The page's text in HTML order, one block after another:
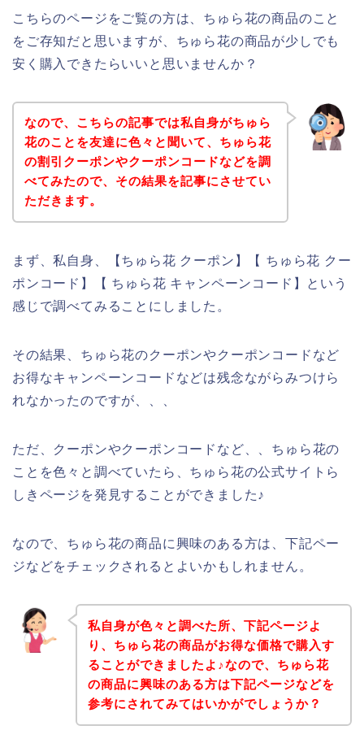
こちらのページをご覧の方は、ちゅら花の商品のこと
をご存知だと思いますが、ちゅら花の商品が少しでも
安く購入できたらいいと思いませんか？
なので、こちらの記事では私自身がちゅら
花のことを友達に色々と聞いて、ちゅら花
の割引クーポンやクーポンコードなどを調
べてみたので、その結果を記事にさせてい
ただきます。
まず、私自身、【ちゅら花 クーポン】【 ちゅら花 クー
ポンコード】【 ちゅら花 キャンペーンコード】という
感じで調べてみることにしました。
その結果、ちゅら花のクーポンやクーポンコードなど
お得なキャンペーンコードなどは残念ながらみつけら
れなかったのですが、、、
ただ、クーポンやクーポンコードなど、、ちゅら花の
ことを色々と調べていたら、ちゅら花の公式サイトら
しきページを発見することができました♪
なので、ちゅら花の商品に興味のある方は、下記ペー
ジなどをチェックされるとよいかもしれません。
私自身が色々と調べた所、下記ページよ
り、ちゅら花の商品がお得な価格で購入す
ることができましたよ♪なので、ちゅら花
の商品に興味のある方は下記ページなどを
参考にされてみてはいかがでしょうか？